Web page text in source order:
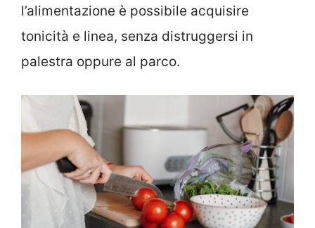
l’alimentazione è possibile acquisire
tonicità e linea, senza distruggersi in
palestra oppure al parco.